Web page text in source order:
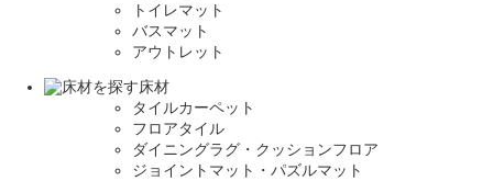
トイレマット
バスマット
アウトレット
床材
タイルカーペット
フロアタイル
ダイニングラグ・クッションフロア
ジョイントマット・パズルマット